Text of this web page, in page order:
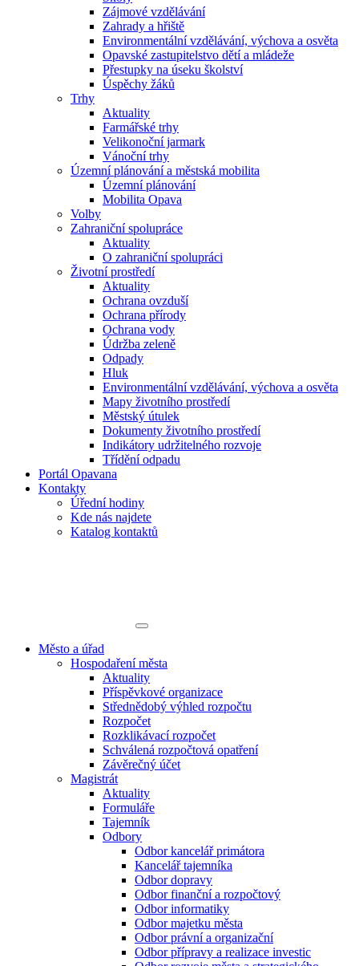
Zájmové vzdělávání
Zahrady a hřiště
Environmentální vzdělávání, výchova a osvěta
Opavské zastupitelstvo dětí a mládeže
Přestupky na úseku školství
Úspěchy žáků
Trhy
Aktuality
Farmářské trhy
Velikonoční jarmark
Vánoční trhy
Územní plánování a městská mobilita
Územní plánování
Mobilita Opava
Volby
Zahraniční spolupráce
Aktuality
O zahraniční spolupráci
Životní prostředí
Aktuality
Ochrana ovzduší
Ochrana přírody
Ochrana vody
Údržba zeleně
Odpady
Hluk
Environmentální vzdělávání, výchova a osvěta
Mapy životního prostředí
Městský útulek
Dokumenty životního prostředí
Indikátory udržitelného rozvoje
Třídění odpadu
Portál Opavana
Kontakty
Úřední hodiny
Kde nás najdete
Katalog kontaktů
Město a úřad
Hospodaření města
Aktuality
Příspěvkové organizace
Střednědobý výhled rozpočtu
Rozpočet
Rozklikávací rozpočet
Schválená rozpočtová opatření
Závěrečný účet
Magistrát
Aktuality
Formuláře
Tajemník
Odbory
Odbor kancelář primátora
Kancelář tajemníka
Odbor dopravy
Odbor finanční a rozpočtový
Odbor informatiky
Odbor majetku města
Odbor právní a organizační
Odbor přípravy a realizace investic